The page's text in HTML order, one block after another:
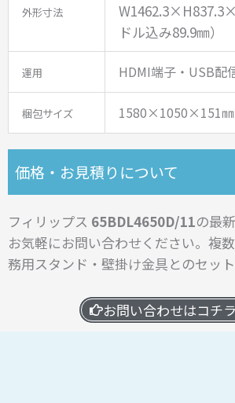
外形寸法
ドル込み89.9㎜）
運用 HDMI端子・USB配
梱包サイズ 1580×1050×151㎜
価格・お見積りについて
フィリップス 65BDL4650D/11の最
お気軽にお問い合わせください。 複
務用スタンド・壁掛け金具とのセット
お問い合わせはコチ